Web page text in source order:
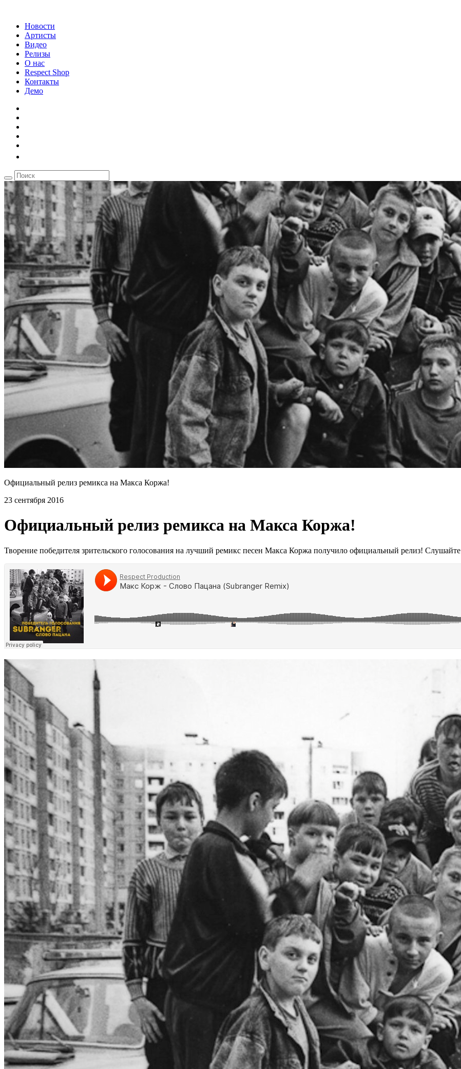
Новости
Артисты
Видео
Релизы
О нас
Respect Shop
Контакты
Демо
Официальный релиз ремикса на Макса Коржа!
23 сентября 2016
Официальный релиз ремикса на Макса Коржа!
Творение победителя зрительского голосования на лучший ремикс песен Макса Коржа получило официальный релиз! Слушайте